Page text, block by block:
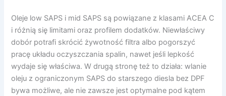
Oleje low SAPS i mid SAPS są powiązane z klasami ACEA C
i różnią się limitami oraz profilem dodatków. Niewłaściwy
dobór potrafi skrócić żywotność filtra albo pogorszyć
pracę układu oczyszczania spalin, nawet jeśli lepkość
wydaje się właściwa. W drugą stronę też to działa: wlanie
oleju z ograniczonym SAPS do starszego diesla bez DPF
bywa możliwe, ale nie zawsze jest optymalne pod kątem